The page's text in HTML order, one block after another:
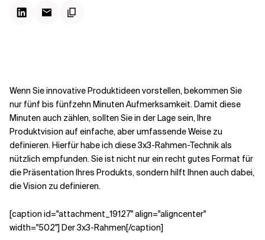
Wenn Sie innovative Produktideen vorstellen, bekommen Sie
nur fünf bis fünfzehn Minuten Aufmerksamkeit. Damit diese
Minuten auch zählen, sollten Sie in der Lage sein, Ihre
Produktvision auf einfache, aber umfassende Weise zu
definieren. Hierfür habe ich diese 3x3-Rahmen-Technik als
nützlich empfunden. Sie ist nicht nur ein recht gutes Format für
die Präsentation Ihres Produkts, sondern hilft Ihnen auch dabei,
die Vision zu definieren.
[caption id="attachment_19127" align="aligncenter"
width="502"] Der 3x3-Rahmen[/caption]